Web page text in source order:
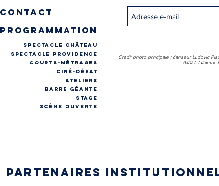
contact
programmation
spectacle château
spectacle providence
COURTS-MÉTRAGES
CINÉ-DÉBAT
ateliers
Barre géante
stage
Scène ouverte
Credit photo principale : danseur Ludovic
AZOTH Dance
Partenaires